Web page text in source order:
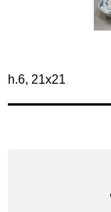
h.6, 21x21